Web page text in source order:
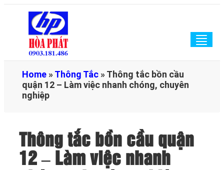
Home »Thông Tắc »Thông tắc bồn cầu
quận 12 – Làm việc nhanh chóng, chuyên
nghiệp
Thông tắc bồn cầu quận
12 – Làm việc nhanh